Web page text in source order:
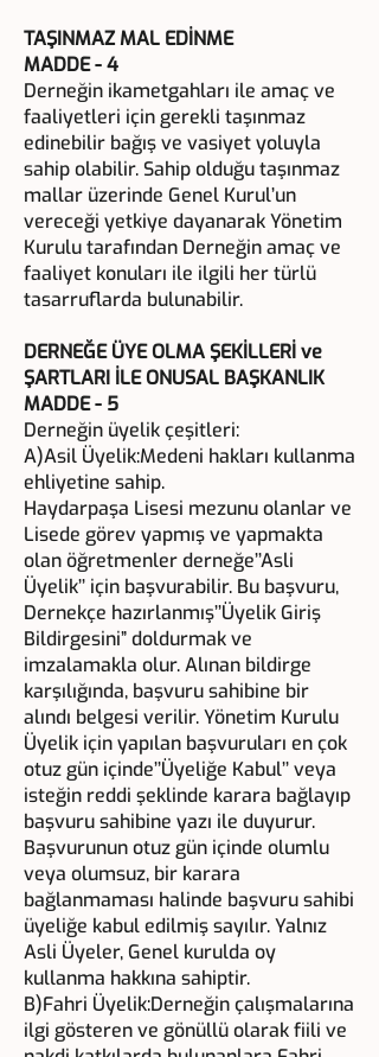
TAŞINMAZ MAL EDİNME
MADDE - 4
Derneğin ikametgahları ile amaç ve
faaliyetleri için gerekli taşınmaz
edinebilir bağış ve vasiyet yoluyla
sahip olabilir. Sahip olduğu taşınmaz
mallar üzerinde Genel Kurul’un
vereceği yetkiye dayanarak Yönetim
Kurulu tarafından Derneğin amaç ve
faaliyet konuları ile ilgili her türlü
tasarruflarda bulunabilir.
DERNEĞE ÜYE OLMA ŞEKİLLERİ ve
ŞARTLARI İLE ONUSAL BAŞKANLIK
MADDE - 5
Derneğin üyelik çeşitleri:
A)Asil Üyelik:Medeni hakları kullanma
ehliyetine sahip.
Haydarpaşa Lisesi mezunu olanlar ve
Lisede görev yapmış ve yapmakta
olan öğretmenler derneğe’’Asli
Üyelik’’ için başvurabilir. Bu başvuru,
Dernekçe hazırlanmış’’Üyelik Giriş
Bildirgesini” doldurmak ve
imzalamakla olur. Alınan bildirge
karşılığında, başvuru sahibine bir
alındı belgesi verilir. Yönetim Kurulu
Üyelik için yapılan başvuruları en çok
otuz gün içinde’’Üyeliğe Kabul’’ veya
isteğin reddi şeklinde karara bağlayıp
başvuru sahibine yazı ile duyurur.
Başvurunun otuz gün içinde olumlu
veya olumsuz, bir karara
bağlanmaması halinde başvuru sahibi
üyeliğe kabul edilmiş sayılır. Yalnız
Asli Üyeler, Genel kurulda oy
kullanma hakkına sahiptir.
B)Fahri Üyelik:Derneğin çalışmalarına
ilgi gösteren ve gönüllü olarak fiili ve